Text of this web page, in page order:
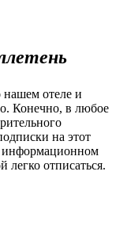
нашем отеле и
Конечно, в любое
на этот
легко отписаться.